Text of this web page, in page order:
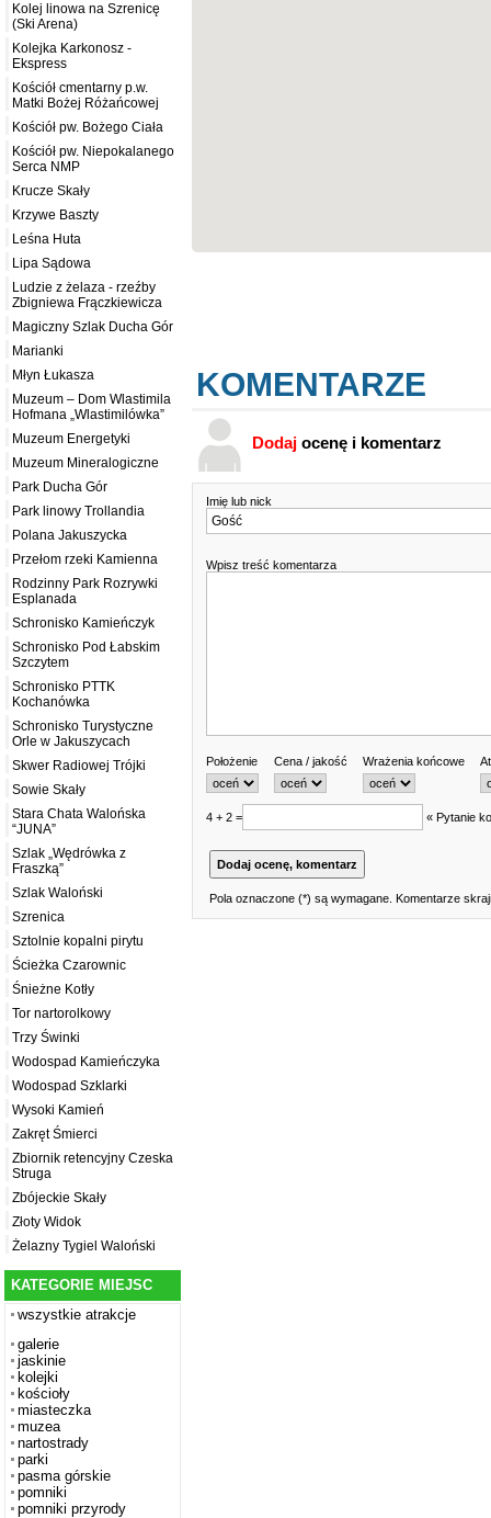
Kolej linowa na Szrenicę
(Ski Arena)
Kolejka Karkonosz -
Ekspress
Kościół cmentarny p.w.
Matki Bożej Różańcowej
Kościół pw. Bożego Ciała
Kościół pw. Niepokalanego
Serca NMP
Krucze Skały
Krzywe Baszty
Leśna Huta
Lipa Sądowa
Ludzie z żelaza - rzeźby
Zbigniewa Frączkiewicza
Magiczny Szlak Ducha Gór
Marianki
Młyn Łukasza
Muzeum – Dom Wlastimila
Hofmana „Wlastimilówka”
Muzeum Energetyki
Muzeum Mineralogiczne
Park Ducha Gór
Park linowy Trollandia
Polana Jakuszycka
Przełom rzeki Kamienna
Rodzinny Park Rozrywki
Esplanada
Schronisko Kamieńczyk
Schronisko Pod Łabskim
Szczytem
Schronisko PTTK
Kochanówka
Schronisko Turystyczne
Orle w Jakuszycach
Skwer Radiowej Trójki
Sowie Skały
Stara Chata Walońska
“JUNA”
Szlak „Wędrówka z
Fraszką”
Szlak Waloński
Szrenica
Sztolnie kopalni pirytu
Ścieżka Czarownic
Śnieżne Kotły
Tor nartorolkowy
Trzy Świnki
Wodospad Kamieńczyka
Wodospad Szklarki
Wysoki Kamień
Zakręt Śmierci
Zbiornik retencyjny Czeska
Struga
Zbójeckie Skały
Złoty Widok
Żelazny Tygiel Waloński
KATEGORIE MIEJSC
wszystkie atrakcje
galerie
jaskinie
kolejki
kościoły
miasteczka
muzea
nartostrady
parki
pasma górskie
pomniki
pomniki przyrody
KOMENTARZE
Dodaj ocenę i komentarz
Imię lub nick
Wpisz treść komentarza
Położenie Cena / jakość Wrażenia końcowe
4 + 2 = « Pytanie
Pola oznaczone (*) są wymagane. Komentarze